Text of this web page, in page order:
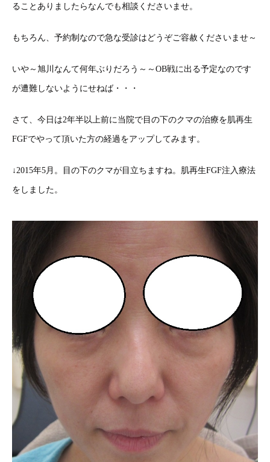
ることありましたらなんでも相談くださいませ。
もちろん、予約制なので急な受診はどうぞご容赦くださいませ～
いや～旭川なんて何年ぶりだろう～～OB戦に出る予定なのです
が遭難しないようにせねば・・・
さて、今日は2年半以上前に当院で目の下のクマの治療を肌再生
FGFでやって頂いた方の経過をアップしてみます。
↓2015年5月。目の下のクマが目立ちますね。肌再生FGF注入療法
をしました。